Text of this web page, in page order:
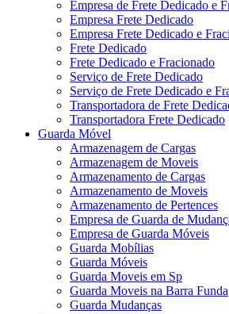
Empresa de Frete Dedicado e
Empresa Frete Dedicado
Empresa Frete Dedicado e
Frete Dedicado
Frete Dedicado e Fracionado
Serviço de Frete Dedicado
Serviço de Frete Dedicado e
Transportadora de Frete
Transportadora Frete Dedicado
Guarda Móvel
Armazenagem de Cargas
Armazenagem de Moveis
Armazenamento de Cargas
Armazenamento de Moveis
Armazenamento de Pertences
Empresa de Guarda de
Empresa de Guarda Móveis
Guarda Mobílias
Guarda Móveis
Guarda Moveis em Sp
Guarda Moveis na Barra Funda
Guarda Mudanças